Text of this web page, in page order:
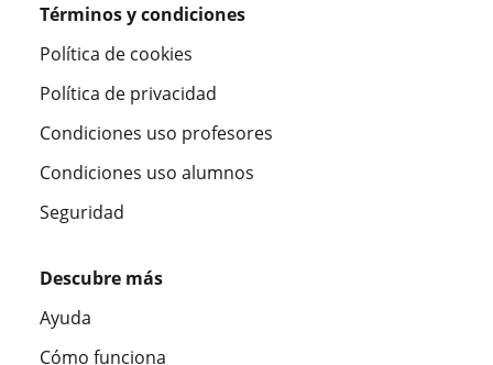
Términos y condiciones
Política de cookies
Política de privacidad
Condiciones uso profesores
Condiciones uso alumnos
Seguridad
Descubre más
Ayuda
Cómo funciona